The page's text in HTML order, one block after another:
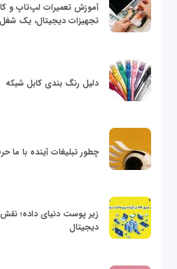
آموزش تعمیرات لپ‌تاپ و
تجهیزات دیجیتال، یک شغل
دلیل رنگ بندی کابل شبکه
چطور تبلیغات آینده با ما
دیجیتال